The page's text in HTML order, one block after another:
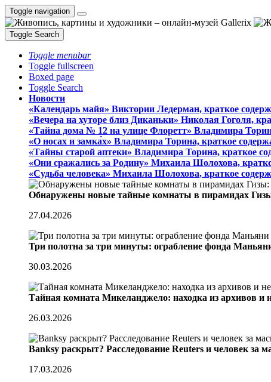
Toggle navigation
Toggle Search
Toggle menubar
Toggle fullscreen
Boxed page
Toggle Search
Новости
«Календарь майя» Виктории Ледерман, краткое
«Вечера на хуторе близ Диканьки» Николая Гоголя,
«Тайна дома № 12 на улице Флоретт» Владимира
«О носах и замка́х» Владимира Торина, краткое
«Тайны старой аптеки» Владимира Торина, краткое
«Они сражались за Родину» Михаила Шолохова,
«Судьба человека» Михаила Шолохова, краткое
Обнаружены новые тайные комнаты в пирамидах
27.04.2026
Три полотна за три минуты: ограбление фонда
30.03.2026
Тайная комната Микеланджело: находка из архивов и
26.03.2026
Banksy раскрыт? Расследование Reuters и человек за
17.03.2026